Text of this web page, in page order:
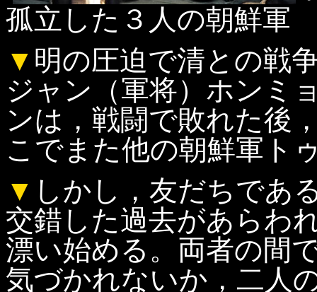
孤立した３人の朝鮮軍
▼ 明の圧迫で清との戦
ジャン（軍将）ホンミ
ンは，戦闘で敗れた後
こでまた他の朝鮮軍ト
▼ しかし，友だちであ
交錯した過去があらわ
漂い始める。両者の間
気づかれないか，二人